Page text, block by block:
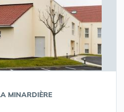
MINARDIÈRE